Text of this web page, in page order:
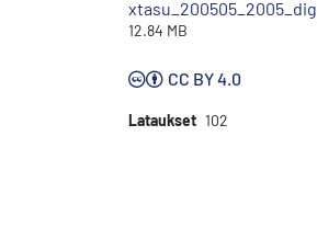
12.84 MB
CC BY 4.0
Lataukset 102